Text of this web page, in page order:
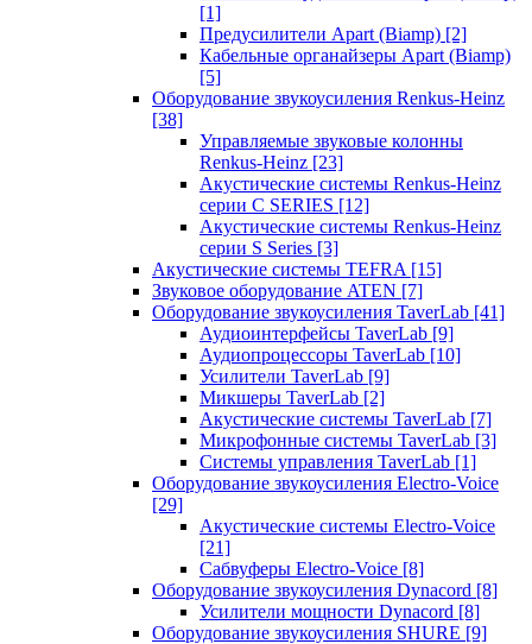
[1]
Предусилители Apart (Biamp) [2]
Кабельные органайзеры Apart (Biamp)
[5]
Оборудование звукоусиления Renkus-Heinz
[38]
Управляемые звуковые колонны
Renkus-Heinz [23]
Акустические системы Renkus-Heinz
серии C SERIES [12]
Акустические системы Renkus-Heinz
серии S Series [3]
Акустические системы TEFRA [15]
Звуковое оборудование ATEN [7]
Оборудование звукоусиления TaverLab [41]
Аудиоинтерфейсы TaverLab [9]
Аудиопроцессоры TaverLab [10]
Усилители TaverLab [9]
Микшеры TaverLab [2]
Акустические системы TaverLab [7]
Микрофонные системы TaverLab [3]
Системы управления TaverLab [1]
Оборудование звукоусиления Electro-Voice
[29]
Акустические системы Electro-Voice
[21]
Сабвуферы Electro-Voice [8]
Оборудование звукоусиления Dynacord [8]
Усилители мощности Dynacord [8]
Оборудование звукоусиления SHURE [9]